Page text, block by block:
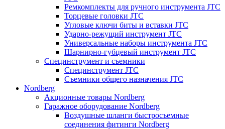
Ремкомплекты для ручного инструмента JTC
Торцевые головки JTC
Угловые ключи биты и вставки JTC
Ударно-режущий инструмент JTC
Универсальные наборы инструмента JTC
Шарнирно-губцевый инструмент JTC
Специнструмент и съемники
Специнструмент JTC
Съемники общего назначения JTC
Nordberg
Акционные товары Nordberg
Гаражное оборудование Nordberg
Воздушные шланги быстросъемные
соединения фитинги Nordberg